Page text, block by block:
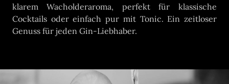
klarem Wacholderaroma, perfekt für klassische
Cocktails oder einfach pur mit Tonic. Ein zeitloser
Genuss für jeden Gin-Liebhaber.